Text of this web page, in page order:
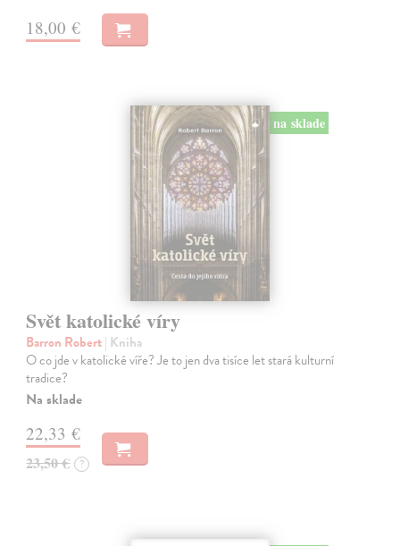
18,00 €
na sklade
Svět katolické víry
Barron Robert| Kniha
O co jde v katolické víře? Je to jen dva tisíce let stará kulturní
tradice?
Na sklade
22,33 €
23,50 € ?